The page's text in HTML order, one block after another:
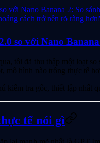
với Nano Banana 2: So
cách trở nên rõ ràng hơn
so với Nano
tôi đã thu thập một loạt
mô hình nào trông thực tế
kiểm tra gốc, thiết lập nhất
tế nói gì